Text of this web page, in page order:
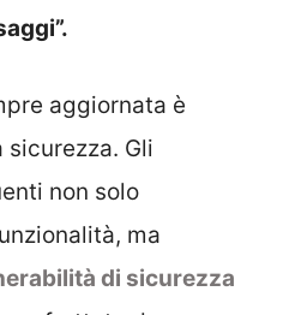
aggiornata è
sicurezza. Gli
non solo
ma
di sicurezza